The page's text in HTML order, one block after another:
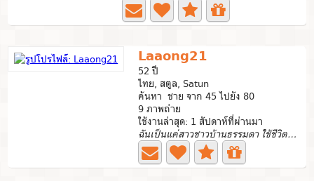
Laaong21
52 ปี
ไทย, สตูล, Satun
ค้นหา ชาย จาก 45 ไปยัง 80
9 ภาพถ่าย
ใช้งานล่าสุด: 1 สัปดาห์ที่ผ่านมา
ฉันเป็นแค่สาวชาวบ้านธรรมดา ใช้ชีวิตแบบเรียบง่าย